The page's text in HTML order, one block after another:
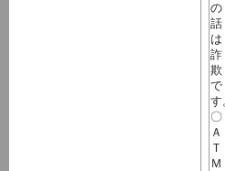
の
話
は
詐
欺
で
す
〇
Ａ
Ｔ
Ｍ